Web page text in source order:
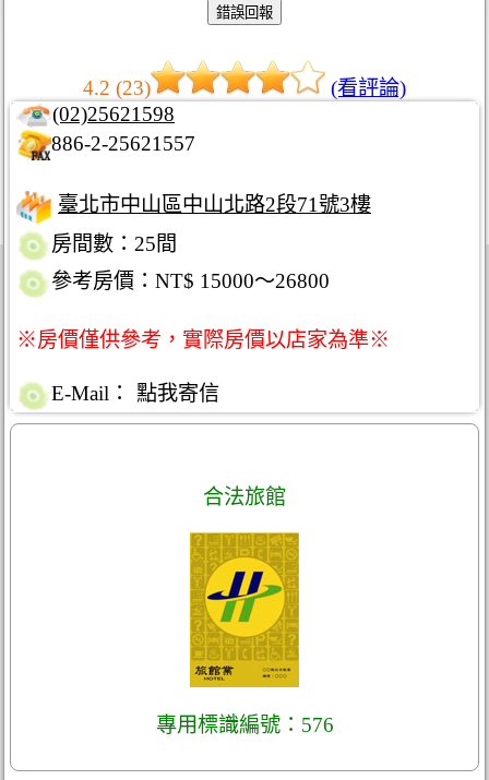
4.2 (23)
(看評論)
(02)25621598
886-2-25621557
臺北市中山區中山北路2段71號3樓
房間數：25間
參考房價：NT$ 15000～26800
※房價僅供參考，實際房價以店家為準※
E-Mail： 點我寄信
合法旅館
專用標識編號：576